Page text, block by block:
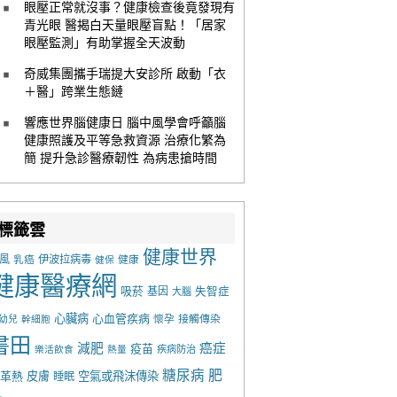
眼壓正常就沒事？健康檢查後竟發現有
青光眼 醫揭白天量眼壓盲點！「居家
眼壓監測」有助掌握全天波動
奇威集團攜手瑞提大安診所 啟動「衣
＋醫」跨業生態鏈
響應世界腦健康日 腦中風學會呼籲腦
健康照護及平等急救資源 治療化繁為
簡 提升急診醫療韌性 為病患搶時間
籤雲
乳癌 伊波拉病毒 健保 健康 健康世界
康醫療網 吸菸 基因 大腦 失智症
兒 幹細胞 心臟病 心血管疾病 懷孕 接觸傳染
田 樂活飲食 減肥 熱量 疫苗 疾病防治 癌症
熱 皮膚 睡眠 空氣或飛沫傳染 糖尿病 肥